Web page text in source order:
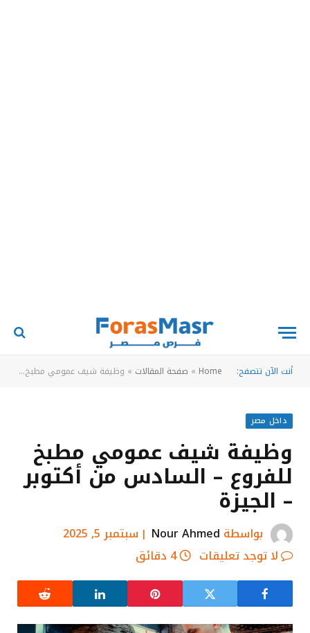
أنت الآن تتصفح: Home
» صفحة المقالات » وظيفة شيف عمومي مطبخ للفروع – السادس من أكتوبر – الجيزة
داخل مصر
وظيفة شيف عمومي مطبخ
للفروع – السادس من أكتوبر
– الجيزة
بواسطة Nour Ahmed
سبتمبر 5, 2025
لا توجد تعليقات
4 دقائق